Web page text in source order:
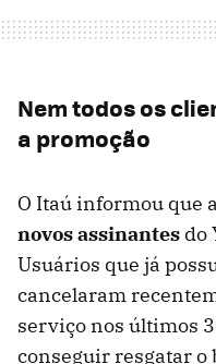
Nem todos os
a promoção
O Itaú informou que
novos assinantes do
Usuários que já
cancelaram
serviço nos últimos
conseguir resgatar o